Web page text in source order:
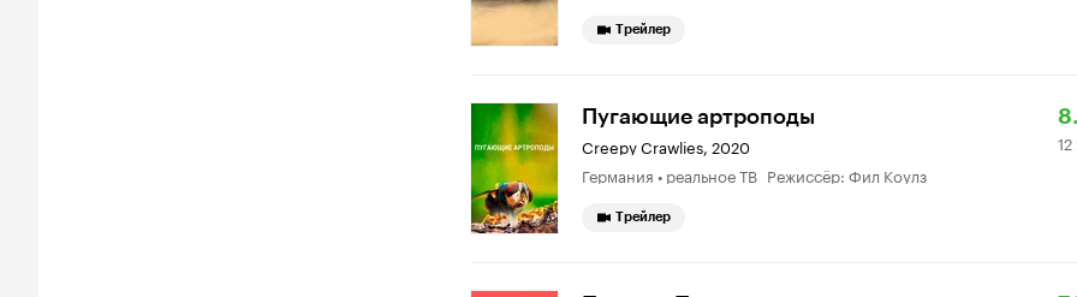
Трейлер
Пугающие артроподы
Creepy Crawlies, 2020
Германия • реальное ТВ Режиссёр: Фил Коулз
12
Трейлер